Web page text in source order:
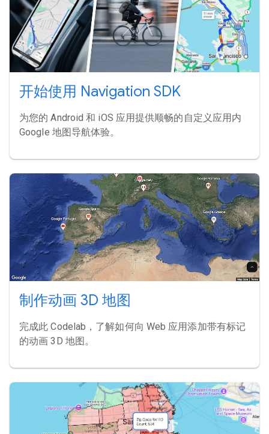
开始使用 Navigation SDK
为您的 Android 和 iOS 应用提供顺畅的自定义应用内
Google 地图导航体验。
制作动画 3D 地图
完成此 Codelab，了解如何向 Web 应用添加带有标记
的动画 3D 地图。